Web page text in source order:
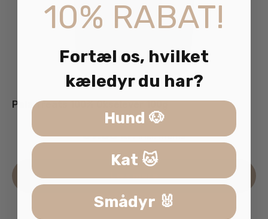
Pala Treats 100% Okselever 100g
69.00kr.inkl. moms
10% RABAT!
Fortæl os, hvilket
kæledyr du har?
Hund 🐶
Kat 🐱
Smådyr 🐰